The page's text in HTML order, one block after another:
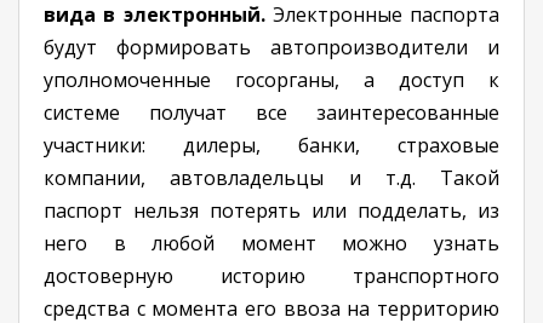
вида в электронный.Электронные паспорта
будут формировать автопроизводители и
уполномоченные госорганы, а доступ к
системе получат все заинтересованные
участники: дилеры, банки, страховые
компании, автовладельцы и т.д. Такой
паспорт нельзя потерять или подделать, из
него в любой момент можно узнать
достоверную историю транспортного
средства с момента его ввоза на территорию